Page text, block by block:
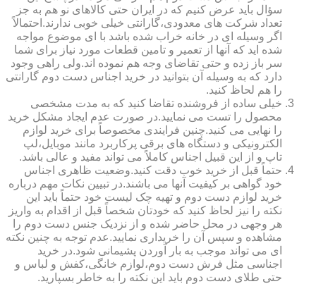
سؤال باید عرض کنیم که در ایران حتی کالاهای نو هم به جز
تعداد شرکت های معدودی،گارانتی خیلی خوبی ندارند.احتمالاً
اگر وسیله ای در خانه خراب شده باشد با ای موضوع مواجه
شده اید که آنها از تعمیر و تامین قطعات مورد نیاز برای شما
سر باز زده و حتی تقاضای وجه هم نموده اند.ولی راهی وجود
دارد که به وسیله آن بتوانید در خرید اجناس دست دوم گارانتی
را هم لحاظ کنید.
خیلی ساده از فروشنده تقاضا کنید که به مدت مشخصی
محصول را تست می نمایید.در صورت عدم ایجاد مشکل خرید
را نهایی می کنید.چنین فرایندی مخصوصاً برای خرید لوازم
الکترونیکی و دستگاه های برقی پرکاربرد مانند موبایل،لپ
تاپ و از این قبیل اجناس کاملاً می تواند مفید و عالی باشد.
حتماً قبل از خرید خوب دقت کنید.وضعیت ظاهری اجناس
خود گواهی بر کیفیت آنها می باشند.در تبیین نکات مهم درباره
خرید لوازم دست دوم و تهیه چک لیست خود حتماً باید این
نکته را نیز لحاظ کنید که خودتان شخصاً قبل از اقدام به واریز
هر وجهی در محل حاضر شده و از نزدیک جنس دست دوم را
مشاهده و سپس آن را خریداری نمایید.عدم توجه به چنین نکته
ای می تواند موجب به بار آوردن پشیمانی شود.در خرید
اجناسی مثل فرش دست دوم،لوازم خانگی،کفش و لباس و
حتی طلای دست دوم باید این نکته را به خاطر بسپارید.